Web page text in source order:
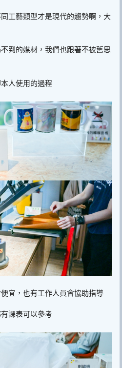
工藝類型才是現代的趨勢啊，大
到的媒材，我們也跟著不被舊思
人使用的過程
宜，也有工作人員會協助指導
課表可以參考